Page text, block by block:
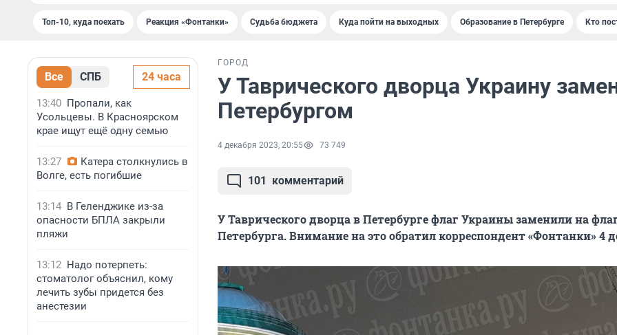
Топ-10, куда поехать Реакция «Фонтанки» Судьба бюджета Куда пойти на выходных Образование в Петербурге Кто
Все СПБ 24 часа
13:40 Пропали, как
Усольцевы. В Красноярском
крае ищут ещё одну семью
13:27
Катера столкнулись в
Волге, есть погибшие
13:14 В Геленджике из-за
опасности БПЛА закрыли
пляжи
13:12 Надо потерпеть:
стоматолог объяснил, кому
лечить зубы придется без
анестезии
ГОРОД
У Таврического дворца Украину
Петербургом
4 декабря 2023, 20:55 73 749
101 комментарий
У Таврического дворца в Петербурге флаг Украины заменили на
Петербурга. Внимание на это обратил корреспондент «Фонтанки» 4